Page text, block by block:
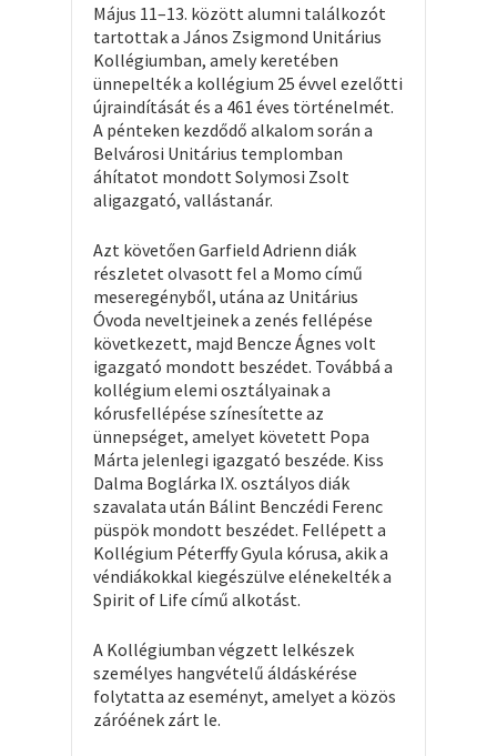
Május 11–13. között alumni találkozót
tartottak a János Zsigmond Unitárius
Kollégiumban, amely keretében
ünnepelték a kollégium 25 évvel ezelőtti
újraindítását és a 461 éves történelmét.
A pénteken kezdődő alkalom során a
Belvárosi Unitárius templomban
áhítatot mondott Solymosi Zsolt
aligazgató, vallástanár.
Azt követően Garfield Adrienn diák
részletet olvasott fel a Momo című
meseregényből, utána az Unitárius
Óvoda neveltjeinek a zenés fellépése
következett, majd Bencze Ágnes volt
igazgató mondott beszédet. Továbbá a
kollégium elemi osztályainak a
kórusfellépése színesítette az
ünnepséget, amelyet követett Popa
Márta jelenlegi igazgató beszéde. Kiss
Dalma Boglárka IX. osztályos diák
szavalata után Bálint Benczédi Ferenc
püspök mondott beszédet. Fellépett a
Kollégium Péterffy Gyula kórusa, akik a
véndiákokkal kiegészülve elénekelték a
Spirit of Life című alkotást.
A Kollégiumban végzett lelkészek
személyes hangvételű áldáskérése
folytatta az eseményt, amelyet a közös
záróének zárt le.